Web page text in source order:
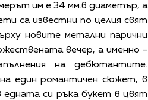
им е 34 мм.в диаметър, а
са известни по целия свят
новите метални парични
вечер, а именно -
на дебютантите.
един романтичен сюжет, в
си ръка букет в цвят